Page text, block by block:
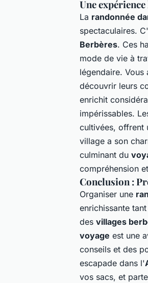
Une
La randonnée
spectaculaires.
Berbères. Ces
mode de vie à
légendaire.
découvrir leurs
enrichit
impérissables.
cultivées, offrent
village a son
culminant du
compréhension
Conclusion :
Organiser une
enrichissante
des villages
voyage est une
conseils et des
escapade dans l'
vos sacs, et